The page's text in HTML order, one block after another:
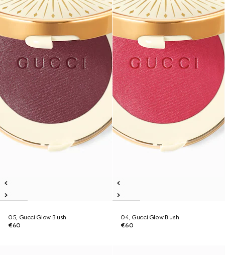
05, Gucci Glow Blush
€60
04, Gucci Glow Blush
€60